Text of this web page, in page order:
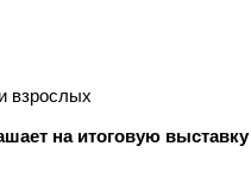
взрослых
на итоговую